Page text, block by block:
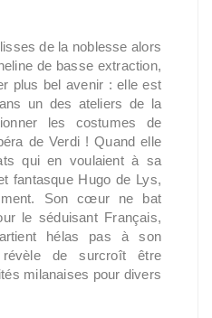
de la noblesse alors
de basse extraction,
plus bel avenir : elle est
un des ateliers de la
les costumes de
de Verdi ! Quand elle
qui en voulaient à sa
fantasque Hugo de Lys,
Son cœur ne bat
le séduisant Français,
hélas pas à son
de surcroît être
milanaises pour divers